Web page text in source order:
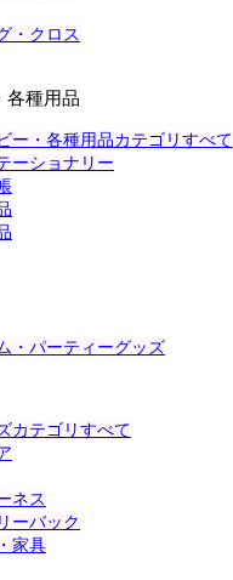
・クロス
各種用品
ー・各種用品カテゴリすべて
ーショナリー
・パーティーグッズ
カテゴリすべて
ネス
ーバック
家具